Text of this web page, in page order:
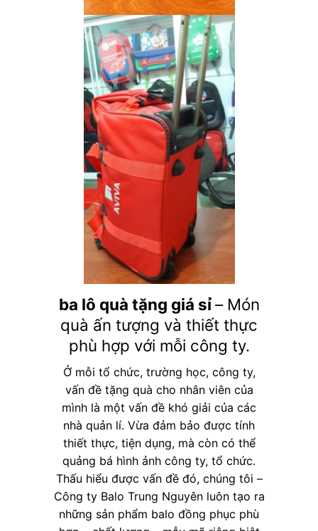
ba lô quà tặng giá sỉ– Món
quà ấn tượng và thiết thực
phù hợp với mỗi công ty.
Ở mỗi tổ chức, trường học, công ty,
vấn đề tặng quà cho nhân viên của
mình là một vấn đề khó giải của các
nhà quản lí. Vừa đảm bảo được tính
thiết thực, tiện dụng, mà còn có thể
quảng bá hình ảnh công ty, tổ chức.
Thấu hiểu được vấn đề đó, chúng tôi –
Công ty Balo Trung Nguyên luôn tạo ra
những sản phẩm balo đồng phục phù